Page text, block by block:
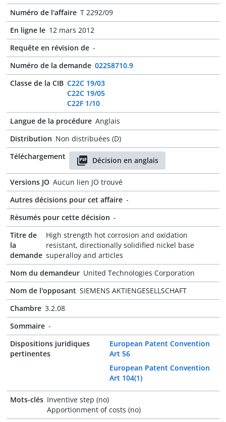
Numéro de l'affaire T 2292/09
En ligne le 12 mars 2012
Requête en révision de -
Numéro de la demande 02258710.9
Classe de la CIB C22C 19/03
C22C 19/05
C22F 1/10
Langue de la procédure Anglais
Distribution Non distribuées (D)
Téléchargement
Décision en anglais
Versions JO Aucun lien JO trouvé
Autres décisions pour cet affaire -
Résumés pour cette décision -
Titre de
la
demande
High strength hot corrosion and oxidation
resistant, directionally solidified nickel base
superalloy and articles
Nom du demandeur United Technologies Corporation
Nom de l'opposant SIEMENS AKTIENGESELLSCHAFT
Chambre 3.2.08
Sommaire -
Dispositions juridiques
pertinentes
European Patent Convention
Art 56
European Patent Convention
Art 104(1)
Mots-clés Inventive step (no)
Apportionment of costs (no)